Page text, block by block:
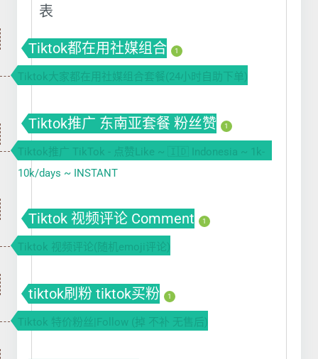
表
Tiktok都在用社媒组合 1
Tiktok大家都在用社媒组合套餐(24小时自助下单)
Tiktok推广 东南亚套餐 粉丝赞 1
Tiktok推广 TikTok - 点赞Like ~ 🇮🇩 Indonesia ~ 1k-
10k/days ~ INSTANT
Tiktok 视频评论 Comment 1
Tiktok 视频评论(随机emoji评论)
tiktok刷粉 tiktok买粉 1
Tiktok 特价粉丝|Follow (掉 不补 无售后)